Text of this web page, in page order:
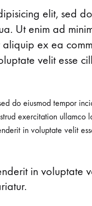
elit, sed
Ut enim ad
aliquip ex ea
velit esse
do eiusmod tempor
exercitation ullamco
in voluptate velit
in voluptate